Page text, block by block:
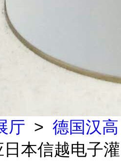
厅 > 德国汉高
日本信越电子灌